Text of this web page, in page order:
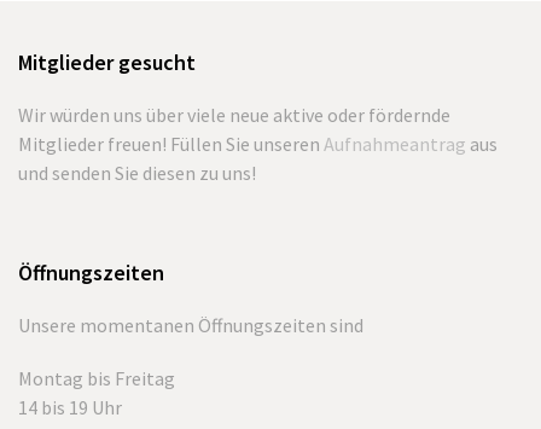
Mitglieder gesucht
Wir würden uns über viele neue aktive oder fördernde
Mitglieder freuen! Füllen Sie unseren Aufnahmeantrag aus
und senden Sie diesen zu uns!
Öffnungszeiten
Unsere momentanen Öffnungszeiten sind
Montag bis Freitag
14 bis 19 Uhr